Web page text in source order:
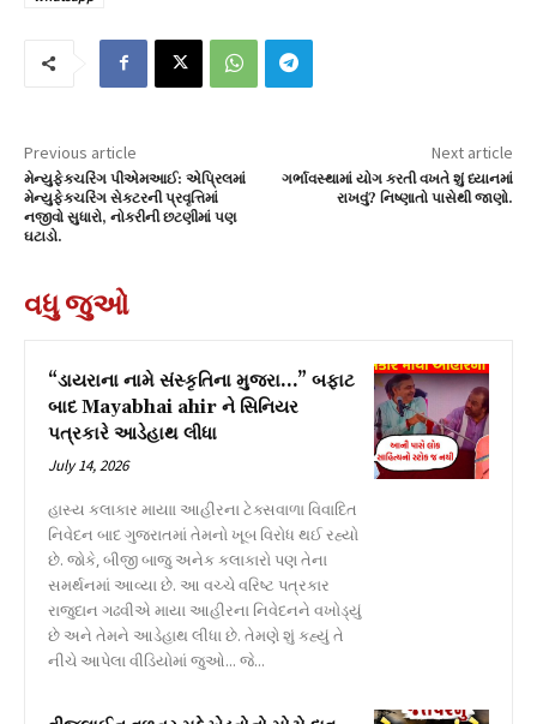
Previous article
મેન્યુફેક્ચરિંગ પીએમઆઈ: એપ્રિલમાં
મેન્યુફેક્ચરિંગ સેક્ટરની પ્રવૃત્તિમાં
નજીવો સુધારો, નોકરીની છટણીમાં પણ
ઘટાડો.
Next article
ગર્ભાવસ્થામાં યોગ કરતી વખતે શું ધ્યાનમાં
રાખવું? નિષ્ણાતો પાસેથી જાણો.
વધુ જુઓ
“ડાયરાના નામે સંસ્કૃતિના મુજરા…” બફાટ
બાદ Mayabhai ahir ને સિનિયર
પત્રકારે આડેહાથ લીધા
July 14, 2026
હાસ્ય કલાકાર માયાા આહીરના ટેક્સવાળા વિવાદિત
નિવેદન બાદ ગુજરાતમાં તેમનો ખૂબ વિરોધ થઈ રહ્યો
છે. જોકે, બીજી બાજુ અનેક કલાકારો પણ તેના
સમર્થનમાં આવ્યા છે. આ વચ્ચે વરિષ્ટ પત્રકાર
રાજુદાન ગઢવીએ માયા આહીરના નિવેદનને વખોડ્યું
છે અને તેમને આડેહાથ લીધા છે. તેમણે શું કહ્યું તે
નીચે આપેલા વીડિયોમાં જુઓ... જે...